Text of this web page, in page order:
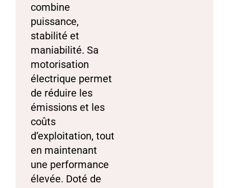
combine
puissance,
stabilité et
maniabilité. Sa
motorisation
électrique permet
de réduire les
émissions et les
coûts
d’exploitation, tout
en maintenant
une performance
élevée. Doté de